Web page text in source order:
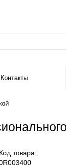
Контакты
Код товара: